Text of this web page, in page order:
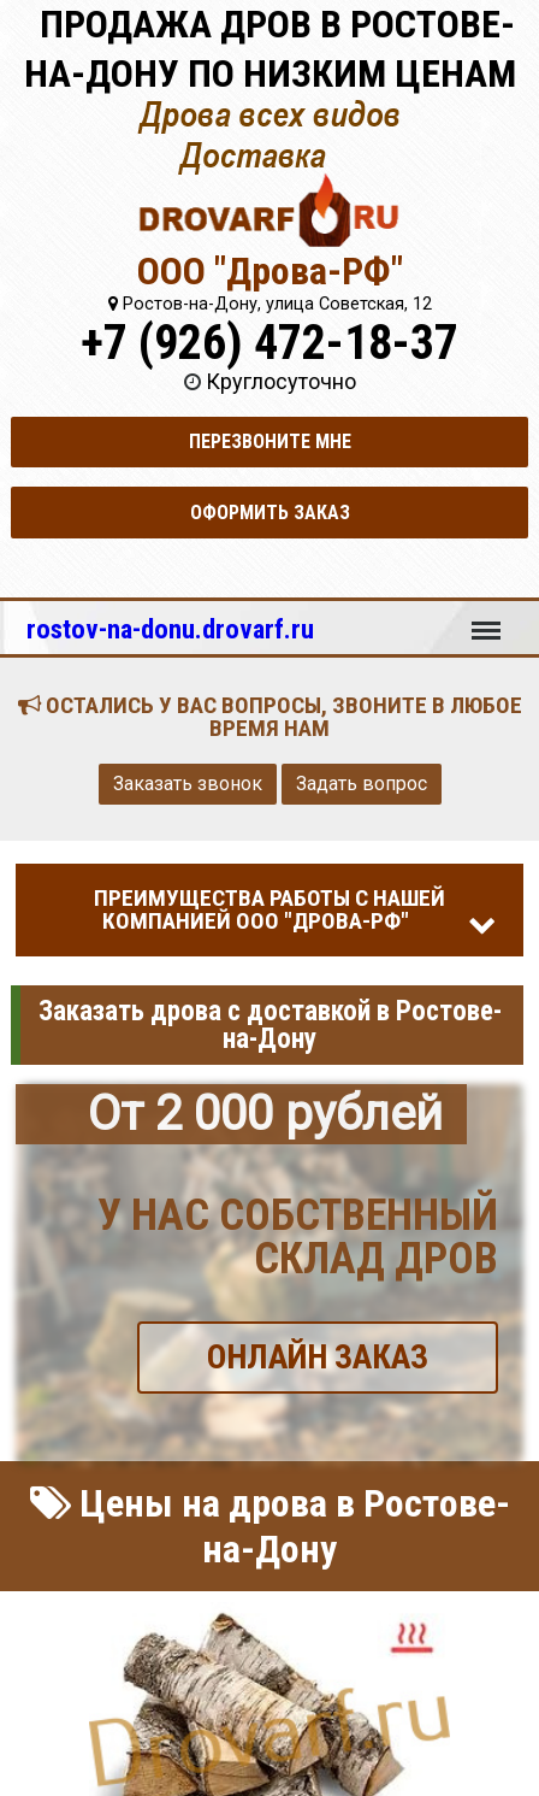
ПРОДАЖА ДРОВ В РОСТОВЕ-
НА-ДОНУ ПО НИЗКИМ ЦЕНАМ
ООО "Дрова-РФ"
Ростов-на-Дону, улица Советская, 12
+7 (926) 472-18-37
Круглосуточно
ПЕРЕЗВОНИТЕ МНЕ
ОФОРМИТЬ ЗАКАЗ
rostov-na-donu.drovarf.ru Меню
ОСТАЛИСЬ У ВАС ВОПРОСЫ, ЗВОНИТЕ В ЛЮБОЕ
ВРЕМЯ НАМ
Заказать звонок Задать вопрос
ПРЕИМУЩЕСТВА РАБОТЫ С НАШЕЙ
КОМПАНИЕЙ ООО "ДРОВА-РФ"
Заказать дрова с доставкой в Ростове-
на-Дону
От 2 000 рублей
У НАС СОБСТВЕННЫЙ
СКЛАД ДРОВ
ОНЛАЙН ЗАКАЗ
Цены на дрова в Ростове-
на-Дону